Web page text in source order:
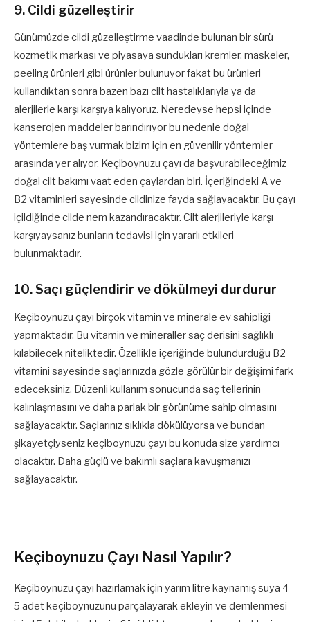
9. Cildi güzelleştirir
Günümüzde cildi güzelleştirme vaadinde bulunan bir sürü
kozmetik markası ve piyasaya sundukları kremler, maskeler,
peeling ürünleri gibi ürünler bulunuyor fakat bu ürünleri
kullandıktan sonra bazen bazı cilt hastalıklarıyla ya da
alerjilerle karşı karşıya kalıyoruz. Neredeyse hepsi içinde
kanserojen maddeler barındırıyor bu nedenle doğal
yöntemlere baş vurmak bizim için en güvenilir yöntemler
arasında yer alıyor. Keçiboynuzu çayı da başvurabileceğimiz
doğal cilt bakımı vaat eden çaylardan biri. İçeriğindeki A ve
B2 vitaminleri sayesinde cildinize fayda sağlayacaktır. Bu çayı
içildiğinde cilde nem kazandıracaktır. Cilt alerjileriyle karşı
karşıyaysanız bunların tedavisi için yararlı etkileri
bulunmaktadır.
10. Saçı güçlendirir ve dökülmeyi durdurur
Keçiboynuzu çayı birçok vitamin ve minerale ev sahipliği
yapmaktadır. Bu vitamin ve mineraller saç derisini sağlıklı
kılabilecek niteliktedir. Özellikle içeriğinde bulundurduğu B2
vitamini sayesinde saçlarınızda gözle görülür bir değişimi fark
edeceksiniz. Düzenli kullanım sonucunda saç tellerinin
kalınlaşmasını ve daha parlak bir görünüme sahip olmasını
sağlayacaktır. Saçlarınız sıklıkla dökülüyorsa ve bundan
şikayetçiyseniz keçiboynuzu çayı bu konuda size yardımcı
olacaktır. Daha güçlü ve bakımlı saçlara kavuşmanızı
sağlayacaktır.
Keçiboynuzu Çayı Nasıl Yapılır?
Keçiboynuzu çayı hazırlamak için yarım litre kaynamış suya 4-
5 adet keçiboynuzunu parçalayarak ekleyin ve demlenmesi